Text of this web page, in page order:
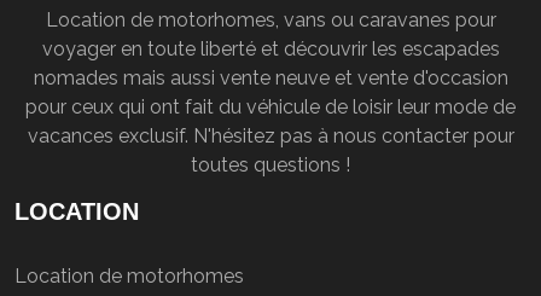
Location de motorhomes, vans ou caravanes pour
voyager en toute liberté et découvrir les escapades
nomades mais aussi vente neuve et vente d'occasion
pour ceux qui ont fait du véhicule de loisir leur mode de
vacances exclusif. N'hésitez pas à nous contacter pour
toutes questions !
LOCATION
Location de motorhomes